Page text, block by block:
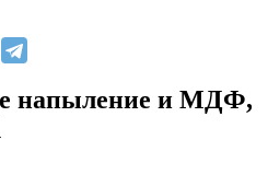
напыление и МДФ,